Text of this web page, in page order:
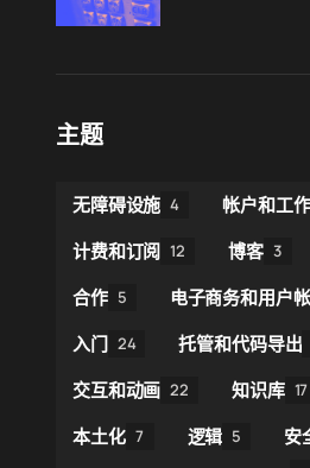
主题
无障碍设施 4 帐户和工
计费和订阅 12 博客 3
合作 5 电子商务和用户
入门 24 托管和代码导出
交互和动画 22 知识库 17
本土化 7 逻辑 5 安